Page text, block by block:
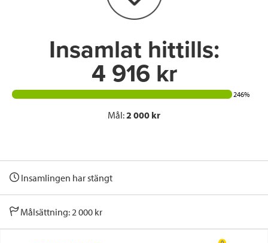
n
Insamlat hittills:
4 916 kr
246%
Mål:2 000 kr
Insamlingen har stängt
Målsättning: 2 000 kr